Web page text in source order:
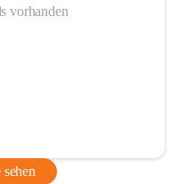
vorhanden